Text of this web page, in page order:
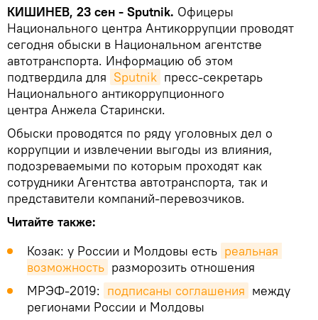
КИШИНЕВ, 23 сен - Sputnik. Офицеры
Национального центра Антикоррупции проводят
сегодня обыски в Национальном агентстве
автотранспорта. Информацию об этом
подтвердила для Sputnik пресс-секретарь
Национального антикоррупционного
центра Анжела Старински.
Обыски проводятся по ряду уголовных дел о
коррупции и извлечении выгоды из влияния,
подозреваемыми по которым проходят как
сотрудники Агентства автотранспорта, так и
представители компаний-перевозчиков.
Читайте также:
Козак: у России и Молдовы есть реальная
возможность разморозить отношения
МРЭФ-2019: подписаны соглашения между
регионами России и Молдовы